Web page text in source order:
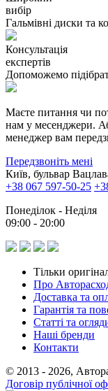
вибір
Гальмівні диски та
Консультація
експертів
Допоможемо
Маєте питання чи
нам у месенджери.
менеджер вам
Передзвоніть мені
Київ, бульвар
+38 067 597-50-25
Понеділок - Неділя
09:00 - 20:00
Тільки
Про
Доставка та
Гарантія та
Статті та
Наші бренди
Контакти
© 2013 - 2026,
Договір публічної